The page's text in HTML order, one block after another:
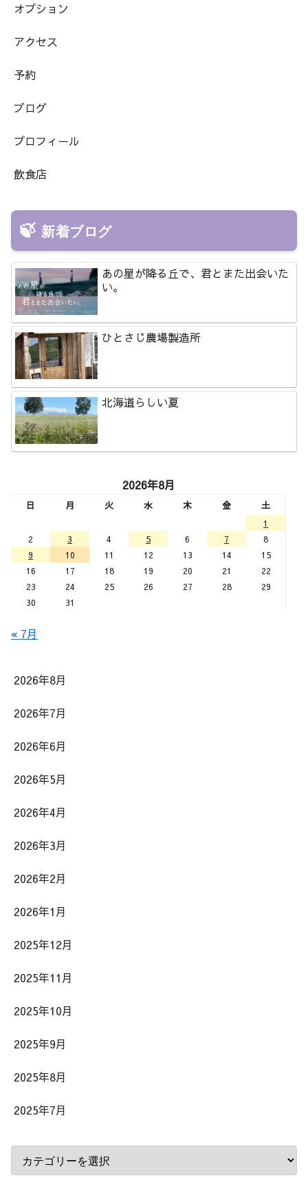
オプション
アクセス
予約
ブログ
プロフィール
飲食店
新着ブログ
あの星が降る丘で、君とまた出会いた
い。
ひとさじ農場製造所
北海道らしい夏
2026年8月
日 月 火 水 木 金
土
1
2
3 4 5 6 7
8
9
10 11 12 13 14
15
16
17 18 19 20 21
22
23
24 25 26 27 28
29
30
31
« 7月
2026年8月
2026年7月
2026年6月
2026年5月
2026年4月
2026年3月
2026年2月
2026年1月
2025年12月
2025年11月
2025年10月
2025年9月
2025年8月
2025年7月